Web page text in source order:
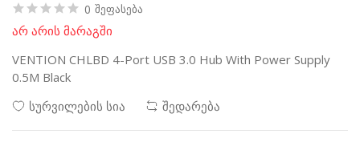
0 შეფასება
არ არის მარაგში
VENTION CHLBD 4-Port USB 3.0 Hub With Power Supply
0.5M Black
სურვილების სია
შედარება